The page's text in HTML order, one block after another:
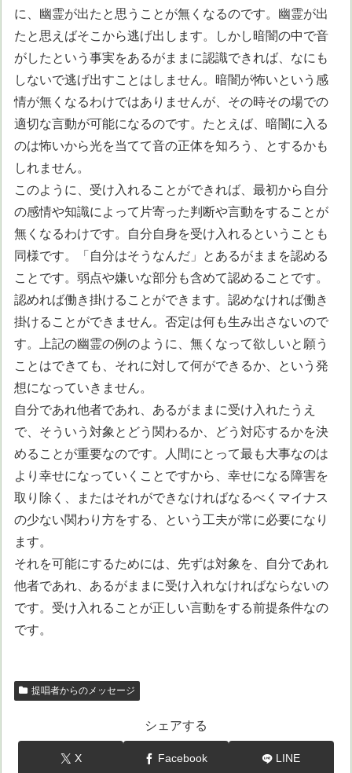
に、幽霊が出たと思うことが無くなるのです。幽霊が出
たと思えばそこから逃げ出します。しかし暗闇の中で音
がしたという事実をあるがままに認識できれば、なにも
しないで逃げ出すことはしません。暗闇が怖いという感
情が無くなるわけではありませんが、その時その場での
適切な言動が可能になるのです。たとえば、暗闇に入る
のは怖いから光を当てて音の正体を知ろう、とするかも
しれません。
このように、受け入れることができれば、最初から自分
の感情や知識によって片寄った判断や言動をすることが
無くなるわけです。自分自身を受け入れるということも
同様です。「自分はそうなんだ」とあるがままを認める
ことです。弱点や嫌いな部分も含めて認めることです。
認めれば働き掛けることができます。認めなければ働き
掛けることができません。否定は何も生み出さないので
す。上記の幽霊の例のように、無くなって欲しいと願う
ことはできても、それに対して何ができるか、という発
想になっていきません。
自分であれ他者であれ、あるがままに受け入れたうえ
で、そういう対象とどう関わるか、どう対応するかを決
めることが重要なのです。人間にとって最も大事なのは
より幸せになっていくことですから、幸せになる障害を
取り除く、またはそれができなければなるべくマイナス
の少ない関わり方をする、という工夫が常に必要になり
ます。
それを可能にするためには、先ずは対象を、自分であれ
他者であれ、あるがままに受け入れなければならないの
です。受け入れることが正しい言動をする前提条件なの
です。
提唱者からのメッセージ
シェアする
X Facebook LINE